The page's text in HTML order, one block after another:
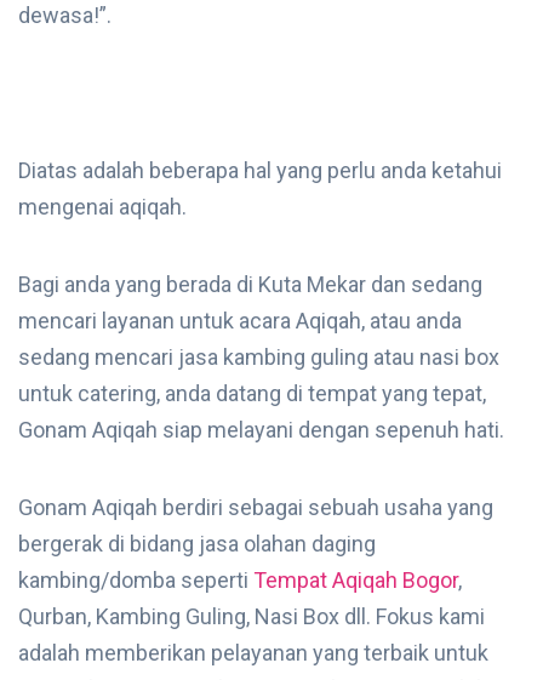
dewasa!”.
Diatas adalah beberapa hal yang perlu anda ketahui
mengenai aqiqah.
Bagi anda yang berada di Kuta Mekar dan sedang
mencari layanan untuk acara Aqiqah, atau anda
sedang mencari jasa kambing guling atau nasi box
untuk catering, anda datang di tempat yang tepat,
Gonam Aqiqah siap melayani dengan sepenuh hati.
Gonam Aqiqah berdiri sebagai sebuah usaha yang
bergerak di bidang jasa olahan daging
kambing/domba seperti Tempat Aqiqah Bogor,
Qurban, Kambing Guling, Nasi Box dll. Fokus kami
adalah memberikan pelayanan yang terbaik untuk